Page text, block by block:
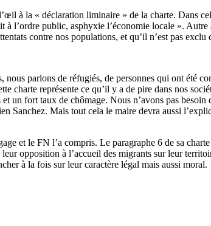
à la « déclaration liminaire » de la charte. Dans
à l’ordre public, asphyxie l’économie locale ».
contre nos populations, et qu’il n’est pas
nous parlons de réfugiés, de personnes qui ont
charte représente ce qu’il y a de pire dans nos
un fort taux de chômage. Nous n’avons pas
Sanchez. Mais tout cela le maire devra aussi
et le FN l’a compris. Le paragraphe 6 de sa
opposition à l’accueil des migrants sur leur
à la fois sur leur caractère légal mais aussi moral.